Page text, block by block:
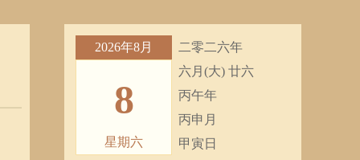
2026年8月
8
星期六
二零二六年
六月(大) 廿六
丙午年
丙申月
甲寅日